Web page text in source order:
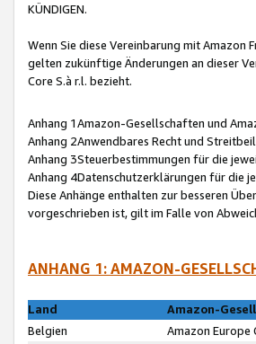
KÜNDIGEN.
Wenn Sie diese Vereinbarung mit Amazon
gelten zukünftige Änderungen an dieser
Core S.à r.l. bezieht.
Anhang 1Amazon-Gesellschaften und
Anhang 2Anwendbares Recht und
Anhang 3Steuerbestimmungen für die
Anhang 4Datenschutzerklärungen für die
Diese Anhänge enthalten zur besseren
vorgeschrieben ist, gilt im Falle von
ANHANG 1: AMAZON-
Land
Amazon-
Belgien
Amazon Europe